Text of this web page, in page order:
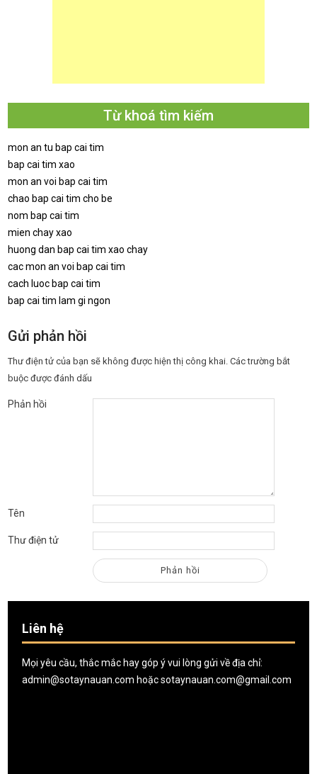
Từ khoá tìm kiếm
mon an tu bap cai tim
bap cai tim xao
mon an voi bap cai tim
chao bap cai tim cho be
nom bap cai tim
mien chay xao
huong dan bap cai tim xao chay
cac mon an voi bap cai tim
cach luoc bap cai tim
bap cai tim lam gi ngon
Gửi phản hồi
Thư điện tử của bạn sẽ không được hiện thị công khai. Các trường bắt
buộc được đánh dấu
Phản hồi
Tên
Thư điện tử
Liên hệ
Mọi yêu cầu, thắc mắc hay góp ý vui lòng gửi về địa chỉ:
admin@sotaynauan.com hoặcsotaynauan.com@gmail.com